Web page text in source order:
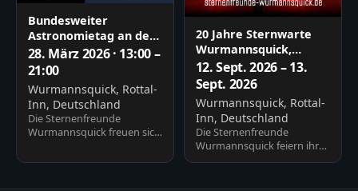
Bundesweiter
Astronomietag an der
Sternwarte
Wurmannsquick
28. März 2026 · 13:00 –
21:00
Wurmannsquick, Rottal-
Inn, Deutschland
Die Sternenfreunde
Wurmannsquick freuen sich
stellen euch den Verein, die
20 Jahre Sternwarte
Wurmannsquick,
Astronomie im Rottal
12. Sept. 2026 – 13.
Sept. 2026
Wurmannsquick, Rottal-
Inn, Deutschland
Die Sternenfreunde
Wurmannsquick feiern ihr
20-jähriges Jubiläum. Gute
Besic…